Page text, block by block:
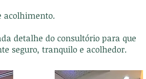
acolhimento.
detalhe do consultório para que
seguro, tranquilo e acolhedor.